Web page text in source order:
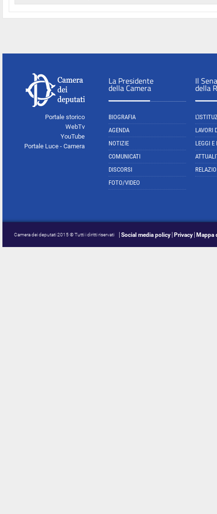
Portale storico
WebTv
YouTube
Portale Luce - Camera
La Presidente
della Camera
BIOGRAFIA
AGENDA
NOTIZIE
COMUNICATI
DISCORSI
FOTO/VIDEO
Il
della
LAVORI
LEGGI E
Camera dei deputati 2015 © Tutti i diritti riservati Social media policy Privacy Mappa